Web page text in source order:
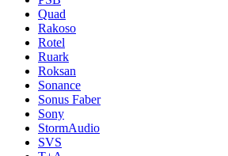
Quad
Rakoso
Rotel
Ruark
Roksan
Sonance
Sonus Faber
Sony
StormAudio
SVS